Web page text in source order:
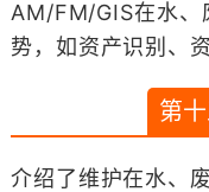
AM/FM/GIS在水、
势，如资产识别、
第
介绍了维护在水、